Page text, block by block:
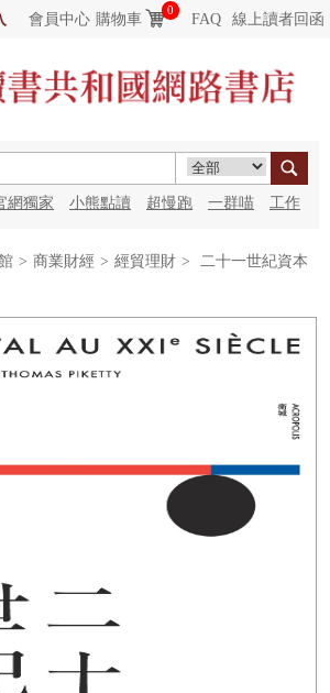
會員中心 購物車
0
FAQ 線上讀者回函
網獨家 小熊點讀 超慢跑 一群喵 工作
> 商業財經 > 經貿理財 >
二十一世紀資本